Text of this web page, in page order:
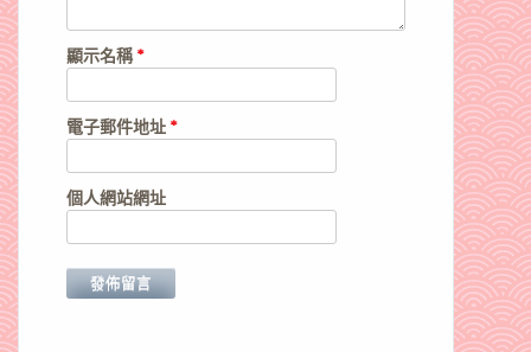
顯示名稱*
電子郵件地址 *
個人網站網址